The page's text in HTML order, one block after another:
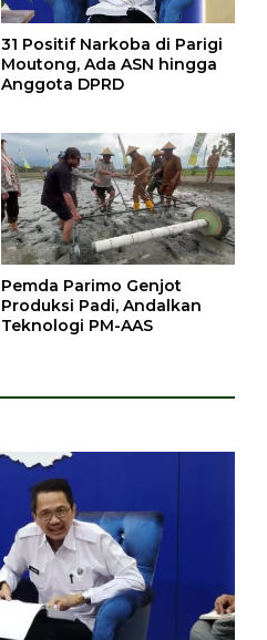
31 Positif Narkoba di Parigi
Moutong, Ada ASN hingga
Anggota DPRD
Pemda Parimo Genjot
Produksi Padi, Andalkan
Teknologi PM-AAS